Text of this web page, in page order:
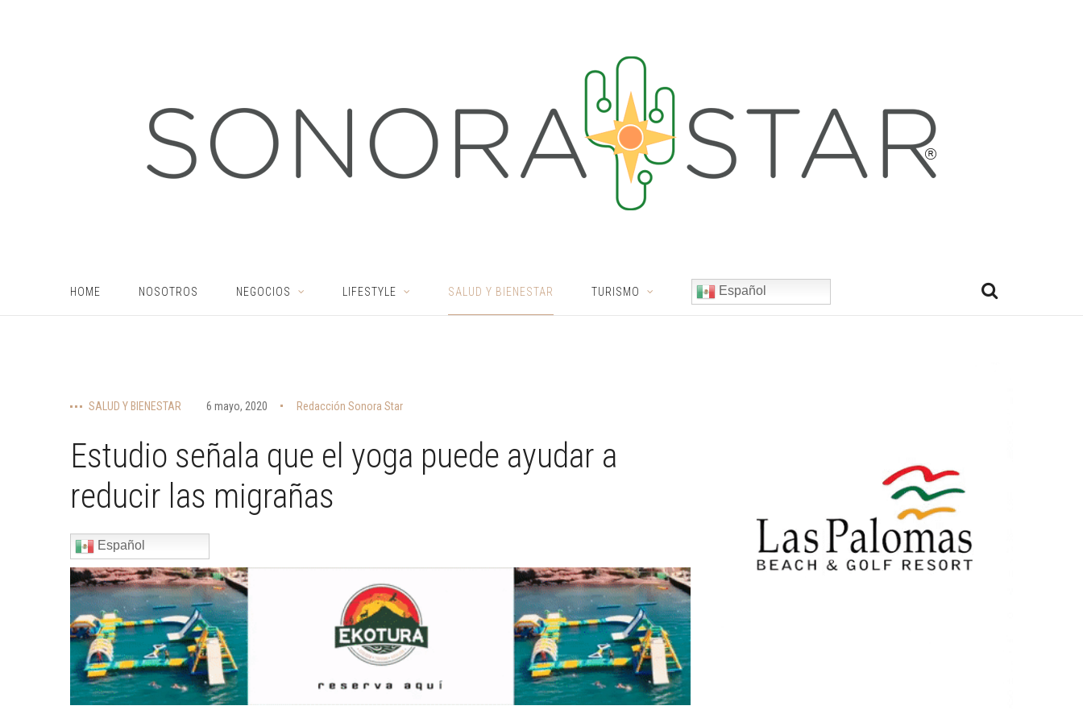
HOME NOSOTROS NEGOCIOS LIFESTYLE SALUD Y BIENESTAR TURISMO Español
SALUD Y BIENESTAR 6 mayo, 2020 Redacción Sonora Star
Estudio señala que el yoga puede ayudar a
reducir las migrañas
Español